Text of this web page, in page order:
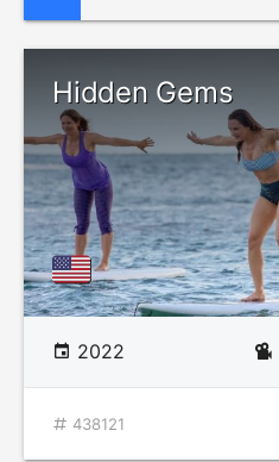
Hidden Gems
2022
438121